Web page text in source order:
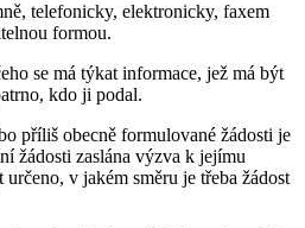
telefonicky, elektronicky, faxem
formou.
se má týkat informace, jež má být
kdo ji podal.
příliš obecně formulované žádosti je
žádosti zaslána výzva k jejímu
v jakém směru je třeba žádost